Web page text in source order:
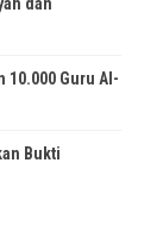
dan
10.000 Guru Al-
Bukti